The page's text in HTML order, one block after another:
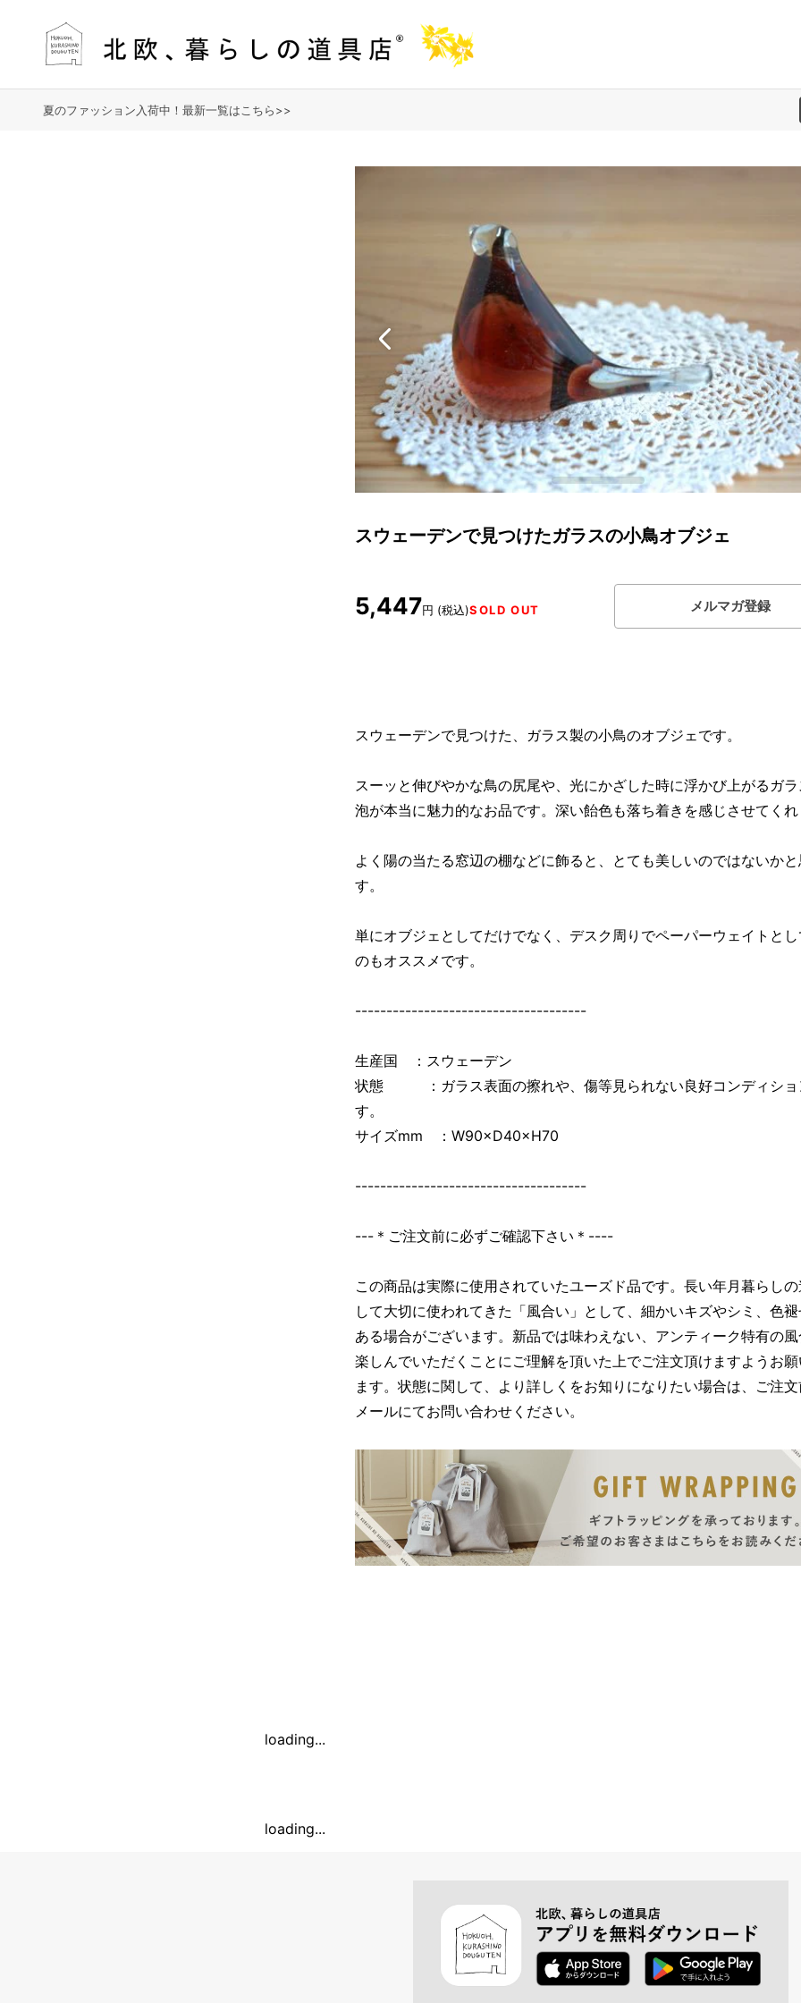
夏のファッション入荷中！最新一覧はこちら>>
スウェーデンで見つけたガラスの小鳥オブジェ
5,447円 (税込)SOLD OUT メルマガ登録
スウェーデンで見つけた、ガラス製の小鳥のオブジェです。
スーッと伸びやかな鳥の尻尾や、光にかざした時に浮かび上がるガ
泡が本当に魅力的なお品です。深い飴色も落ち着きを感じさせてく
よく陽の当たる窓辺の棚などに飾ると、とても美しいのではないか
す。
単にオブジェとしてだけでなく、デスク周りでペーパーウェイトと
のもオススメです。
-------------------------------------
生産国 ：スウェーデン
状態 ：ガラス表面の擦れや、傷等見られない良好コンディショ
す。
サイズmm ：W90×D40×H70
-------------------------------------
---＊ご注文前に必ずご確認下さい＊----
この商品は実際に使用されていたユーズド品です。長い年月暮らし
して大切に使われてきた「風合い」として、細かいキズやシミ、色
ある場合がございます。新品では味わえない、アンティーク特有の
楽しんでいただくことにご理解を頂いた上でご注文頂けますようお
ます。状態に関して、より詳しくをお知りになりたい場合は、ご注
メールにてお問い合わせください。
loading...
loading...